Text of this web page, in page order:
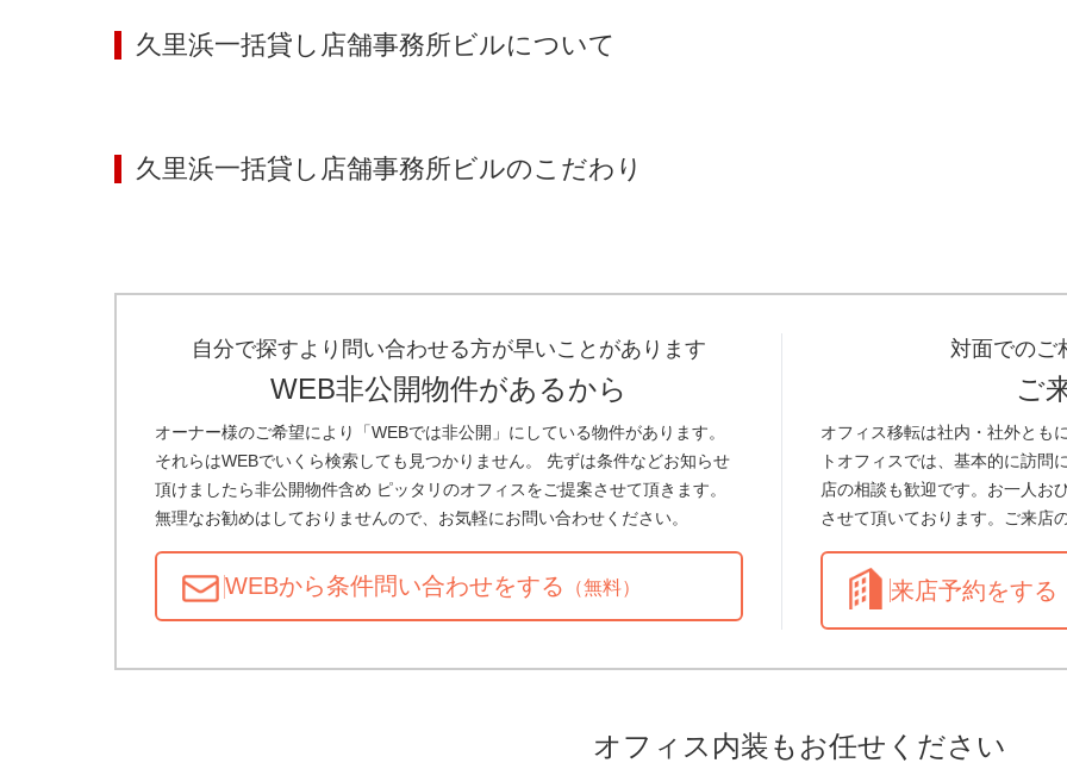
久里浜一括貸し店舗事務所ビルについて
久里浜一括貸し店舗事務所ビルのこだわり
自分で探すより問い合わせる方が早いことがあります
WEB非公開物件があるから
オーナー様のご希望により「WEBでは非公開」にしている物件があります。
それらはWEBでいくら検索しても見つかりません。 先ずは条件などお知らせ
頂けましたら非公開物件含め ピッタリのオフィスをご提案させて頂きます。
無理なお勧めはしておりませんので、お気軽にお問い合わせください。
WEBから条件問い合わせをする （無料）
対面でのご
ご
オフィス移転は社内・社外とも
トオフィスでは、基本的に訪問
店の相談も歓迎です。お一人お
させて頂いております。ご来店
来店予約をする
オフィス内装もお任せください